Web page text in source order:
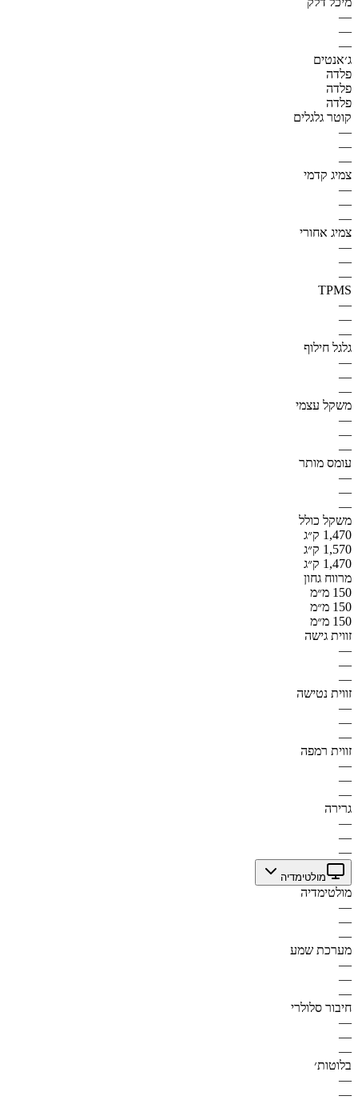
—
—
—
ג׳אנטים
פלדה
פלדה
פלדה
קוטר גלגלים
—
—
—
צמיג קדמי
—
—
—
צמיג אחורי
—
—
—
TPMS
—
—
—
גלגל חילוף
—
—
—
משקל עצמי
—
—
—
עומס מותר
—
—
—
משקל כולל
1,470 ק״ג
1,570 ק״ג
1,470 ק״ג
מרווח גחון
150 מ״מ
150 מ״מ
150 מ״מ
זווית גישה
—
—
—
זווית נטישה
—
—
—
זווית רמפה
—
—
—
גרירה
—
—
—
מולטימדיה
מולטימדיה
—
—
—
מערכת שמע
—
—
—
חיבור סלולרי
—
—
—
בלוטות׳
—
—